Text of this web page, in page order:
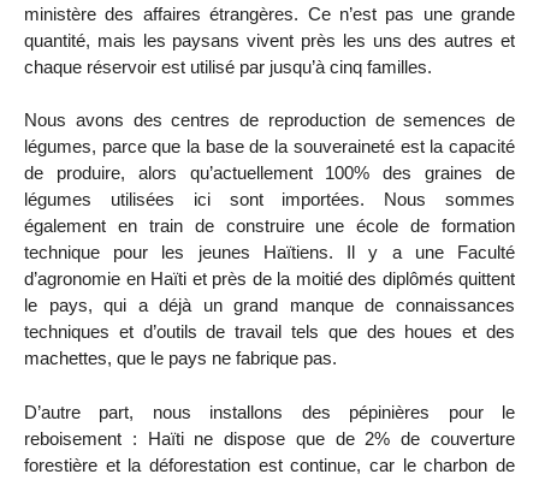
ministère des affaires étrangères. Ce n’est pas une grande
quantité, mais les paysans vivent près les uns des autres et
chaque réservoir est utilisé par jusqu’à cinq familles.
Nous avons des centres de reproduction de semences de
légumes, parce que la base de la souveraineté est la capacité
de produire, alors qu’actuellement 100% des graines de
légumes utilisées ici sont importées. Nous sommes
également en train de construire une école de formation
technique pour les jeunes Haïtiens. Il y a une Faculté
d’agronomie en Haïti et près de la moitié des diplômés quittent
le pays, qui a déjà un grand manque de connaissances
techniques et d’outils de travail tels que des houes et des
machettes, que le pays ne fabrique pas.
D’autre part, nous installons des pépinières pour le
reboisement : Haïti ne dispose que de 2% de couverture
forestière et la déforestation est continue, car le charbon de